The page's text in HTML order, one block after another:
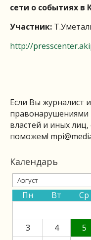
сети о событиях в
Участник:
http://
Если Вы журналист
правонарушениями
властей и иных
поможем!
Календарь
Пн Вт Ср
3
4 5